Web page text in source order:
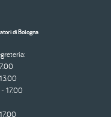
di Bologna
17.00